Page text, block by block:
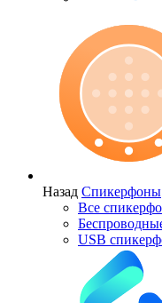
Назад Спикерфоны
Все
USB